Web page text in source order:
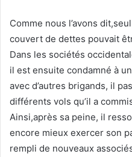
Comme nous l’avons
couvert de dettes pouvait
Dans les sociétés
il est ensuite condamné à
avec d’autres brigands, il
différents vols qu’il a
Ainsi,après sa peine, il
encore mieux exercer son
rempli de nouveaux